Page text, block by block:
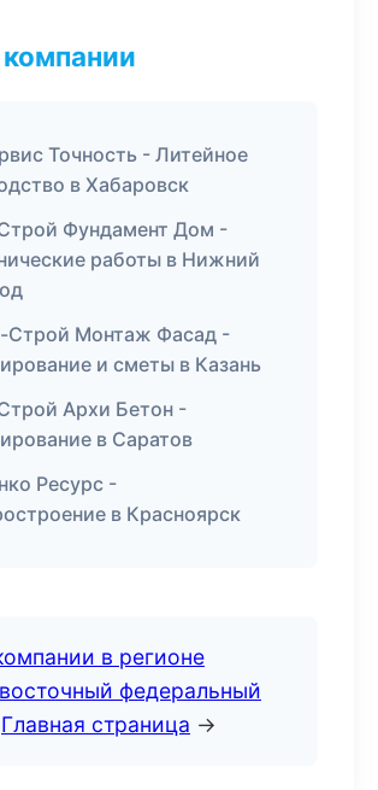
Точность - Литейное
в Хабаровск
Фундамент Дом -
работы в Нижний
Строй Монтаж Фасад -
и сметы в Казань
Архи Бетон -
в Саратов
Ресурс -
в Красноярск
в регионе
федеральный
Главная страница →